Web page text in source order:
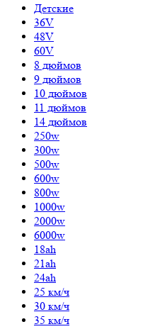
Детские
36V
48V
60V
8 дюймов
9 дюймов
10 дюймов
11 дюймов
14 дюймов
250w
300w
500w
600w
800w
1000w
2000w
6000w
18ah
21ah
24ah
25 км/ч
30 км/ч
35 км/ч